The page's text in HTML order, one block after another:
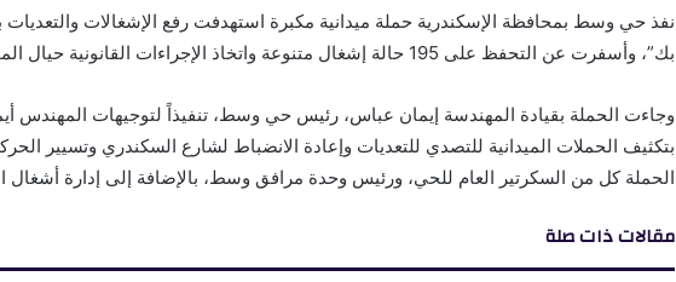
نفذ حي وسط بمحافظة الإسكندرية حملة ميدانية مكبرة استهدفت رفع الإشغالات
بك”، وأسفرت عن التحفظ على 195 حالة إشغال متنوعة واتخاذ الإجراءات القانونية حيال المخالفين.
وجاءت الحملة بقيادة المهندسة إيمان عباس، رئيس حي وسط، تنفيذاً لتوجيهات المهندس
بتكثيف الحملات الميدانية للتصدي للتعديات وإعادة الانضباط لشارع السكندري وتسيير
الحملة كل من السكرتير العام للحي، ورئيس وحدة مرافق وسط، بالإضافة إلى إدارة أشغال
مقالات ذات صلة